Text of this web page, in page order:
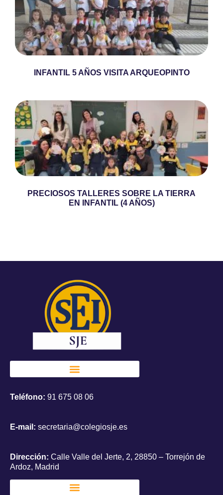
INFANTIL 5 AÑOS VISITA ARQUEOPINTO
PRECIOSOS TALLERES SOBRE LA TIERRA
EN INFANTIL (4 AÑOS)
Teléfono: 91 675 08 06
E-mail: secretaria@colegiosje.es
Dirección: Calle Valle del Jerte, 2, 28850 – Torrejón de
Ardoz, Madrid